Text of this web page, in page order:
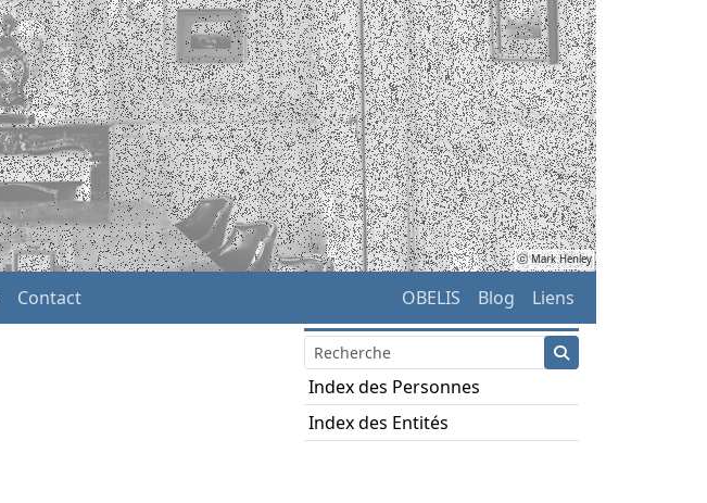
ⓒ Mark Henley
Contact OBELIS Blog Liens
Index des Personnes
Index des Entités